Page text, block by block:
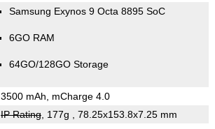
Samsung Exynos 9 Octa 8895 SoC
6GO RAM
64GO/128GO Storage
3500 mAh, mCharge 4.0
IP Rating, 177g , 78.25x153.8x7.25 mm